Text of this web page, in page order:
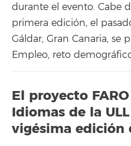
durante el evento. Cabe
primera edición, el
Gáldar, Gran Canaria, se
Empleo, reto
El proyecto
Idiomas de la
vigésima edición